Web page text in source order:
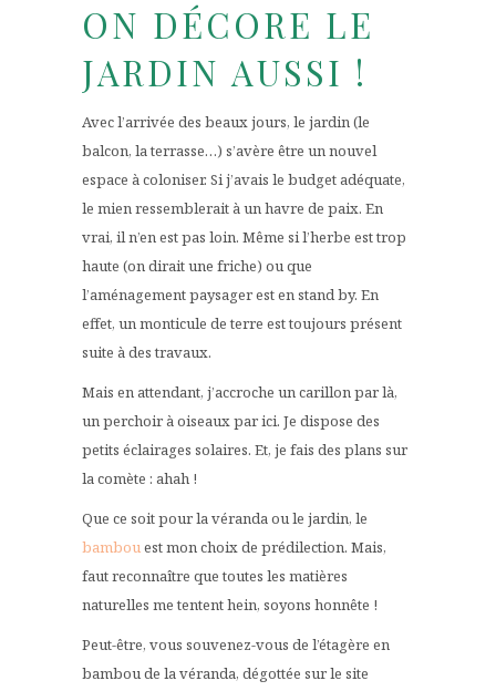
ON DÉCORE LE
JARDIN AUSSI !
Avec l’arrivée des beaux jours, le jardin (le
balcon, la terrasse…) s’avère être un nouvel
espace à coloniser. Si j’avais le budget adéquate,
le mien ressemblerait à un havre de paix. En
vrai, il n’en est pas loin. Même si l’herbe est trop
haute (on dirait une friche) ou que
l’aménagement paysager est en stand by. En
effet, un monticule de terre est toujours présent
suite à des travaux.
Mais en attendant, j’accroche un carillon par là,
un perchoir à oiseaux par ici. Je dispose des
petits éclairages solaires. Et, je fais des plans sur
la comète : ahah !
Que ce soit pour la véranda ou le jardin, le
bambouest mon choix de prédilection. Mais,
faut reconnaître que toutes les matières
naturelles me tentent hein, soyons honnête !
Peut-être, vous souvenez-vous de l’étagère en
bambou de la véranda, dégottée sur le site